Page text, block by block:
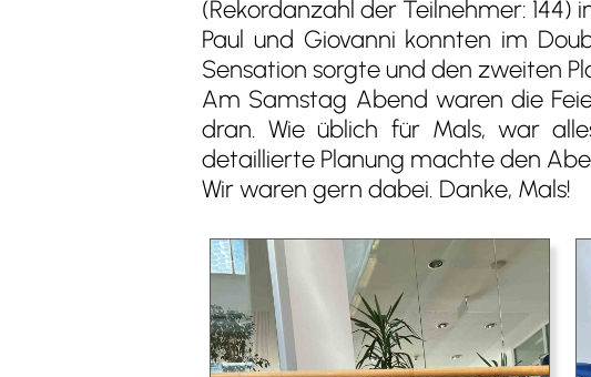
(Rekordanzahl der Teilnehmer: 144)
Paul und Giovanni konnten im
Sensation sorgte und den zweiten
Am Samstag Abend waren die
dran. Wie üblich für Mals, war
detaillierte Planung machte den
Wir waren gern dabei. Danke, Mals!